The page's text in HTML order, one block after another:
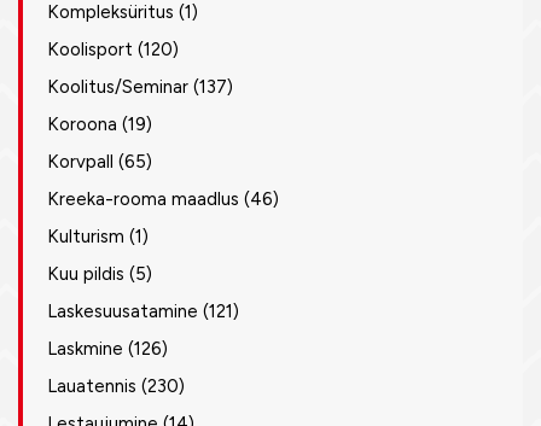
Kompleksüritus (1)
Koolisport (120)
Koolitus/Seminar (137)
Koroona (19)
Korvpall (65)
Kreeka-rooma maadlus (46)
Kulturism (1)
Kuu pildis (5)
Laskesuusatamine (121)
Laskmine (126)
Lauatennis (230)